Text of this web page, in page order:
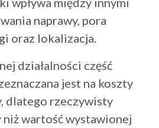
naprawy, pora
oraz lokalizacja.
działalności część
jest na koszty
dlatego rzeczywisty
wartość wystawionej